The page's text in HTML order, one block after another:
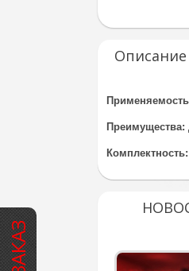
Описание
Преимущества:
Комплектность: